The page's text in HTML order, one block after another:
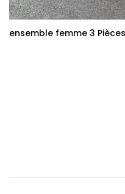
ensemble femme 3 Pièces